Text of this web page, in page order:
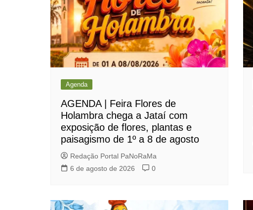
Agenda
AGENDA | Feira Flores de
Holambra chega a Jataí com
exposição de flores, plantas e
paisagismo de 1º a 8 de agosto
Redação Portal PaNoRaMa
6 de agosto de 2026
0